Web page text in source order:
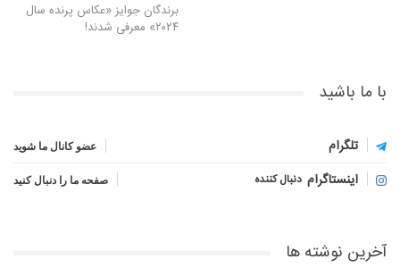
برندگان جوایز «عکاس پرنده سال
۲۰۲۴» معرفی شدند!
با ما باشید
تلگرام عضو کانال ما شوید
اینستاگرام دنبال کننده صفحه ما را دنبال کنید
آخرین نوشته ها